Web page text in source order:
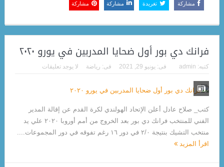
مشاركة تغريدة مشاركة مشاركة
فرانك دي بور أول ضحايا المدربين في يورو ٢٠٢٠
كتبه: admin فى: يونيو 29, 2021 فى: رياضة لا يوجد تعليقات
كتب_ صلاح عادل أعلن الإتحاد الهولندي لكرة القدم عن إقالة المدير
الفني للمنتخب فرانك دي بور بعد الخروج من أمم أوروبا ٢٠٢٠ علي يد
منتخب التشيك بنتيجة ٢/٠ في دور ١٦ رغم تفوقه في دور المجموعات....
اقرأ المزيد